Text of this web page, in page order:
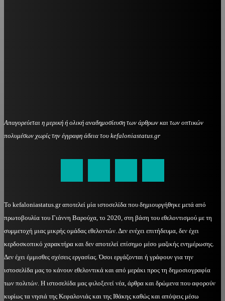
Απαγορεύεται η μερική ή ολική αναδημοσίευση των άρθρων και των οπτικών
πολυμέσων χωρίς την έγγραφη άδεια του kefaloniastatus.gr
Το kefaloniastatus.gr αποτελεί μία ιστοσελίδα που δημιουργήθηκε μετά από
πρωτοβουλία του Γιάννη Βαρούχα, το 2020, στη βάση του εθελοντισμού με τη
συμμετοχή μιας μικρής ομάδας εθελοντών. Δεν ενέχει επιτήδευμα, δεν έχει
κερδοσκοπικό χαρακτήρα και δεν αποτελεί επίσημο μέσο μαζικής ενημέρωσης.
Δεν έχει έμμισθες σχέσεις εργασίας. Όσοι εργάζονται ή γράφουν για την
ιστοσελίδα μας το κάνουν εθελοντικά και από μεράκι προς τη δημοσιογραφία
των πολιτών. Η ιστοσελίδα μας φιλοξενεί νέα, άρθρα και δρώμενα που αφορούν
κυρίως τα νησιά της Κεφαλονιάς και της Ιθάκης καθώς και απόψεις μέσω